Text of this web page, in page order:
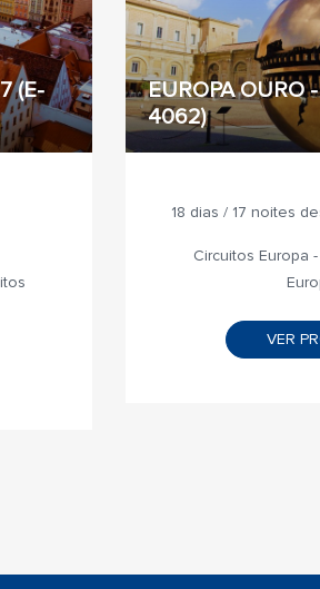
(E-
EUROPA OURO
4062)
18 dias / 17 noites
Circuitos Europa
VER